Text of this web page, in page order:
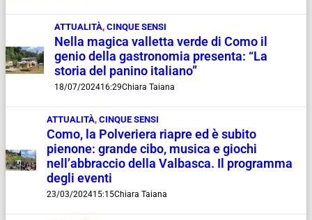
ATTUALITÀ,CINQUE SENSI
Nella magica valletta verde di Como il
genio della gastronomia presenta: “La
storia del panino italiano”
18/07/202416:29Chiara Taiana
ATTUALITÀ,CINQUE SENSI
Como, la Polveriera riapre ed è subito
pienone: grande cibo, musica e giochi
nell’abbraccio della Valbasca. Il programma
degli eventi
23/03/202415:15Chiara Taiana